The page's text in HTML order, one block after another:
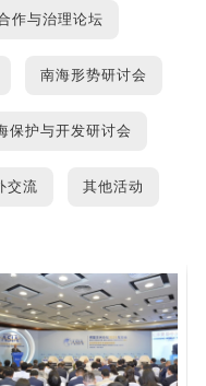
作与治理论坛
南海形势研讨会
保护与开发研讨会
交流 其他活动